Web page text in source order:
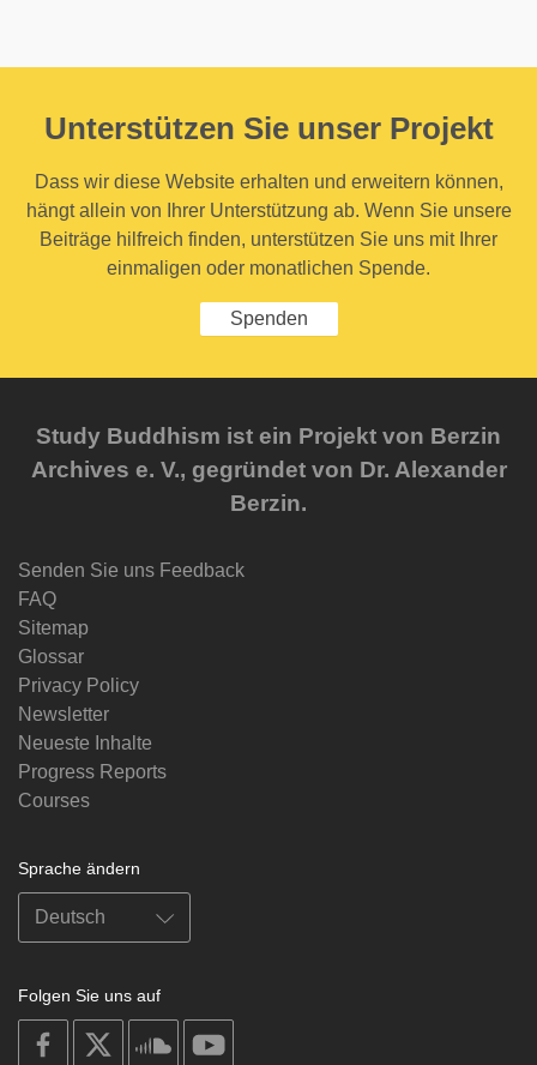
Unterstützen Sie unser Projekt
Dass wir diese Website erhalten und erweitern können,
hängt allein von Ihrer Unterstützung ab. Wenn Sie unsere
Beiträge hilfreich finden, unterstützen Sie uns mit Ihrer
einmaligen oder monatlichen Spende.
Spenden
Study Buddhism ist ein Projekt von Berzin
Archives e. V., gegründet von Dr. Alexander
Berzin.
Senden Sie uns Feedback
FAQ
Sitemap
Glossar
Privacy Policy
Newsletter
Neueste Inhalte
Progress Reports
Courses
Sprache ändern
Folgen Sie uns auf
on
facebook
soundcloud